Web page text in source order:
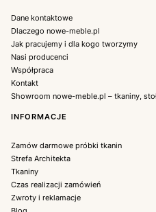
Dane kontaktowe
Dlaczego nowe-meble.pl
Jak pracujemy i dla kogo tworzymy
Nasi producenci
Współpraca
Kontakt
Showroom nowe-meble.pl – tkaniny,
INFORMACJE
Zamów darmowe próbki tkanin
Strefa Architekta
Tkaniny
Czas realizacji zamówień
Zwroty i reklamacje